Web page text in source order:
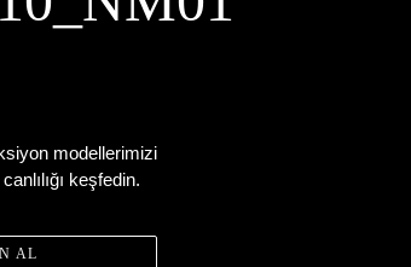
modellerimizi
keşfedin.
AL